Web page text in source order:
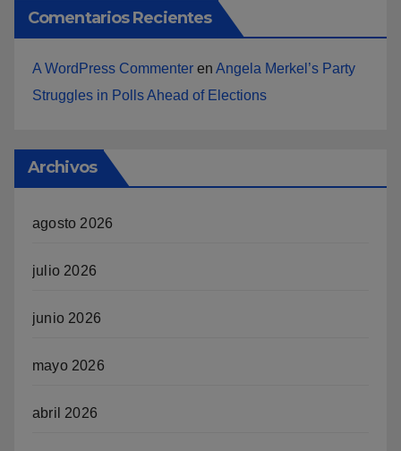
Comentarios Recientes
A WordPress Commenter en Angela Merkel’s Party
Struggles in Polls Ahead of Elections
Archivos
agosto 2026
julio 2026
junio 2026
mayo 2026
abril 2026